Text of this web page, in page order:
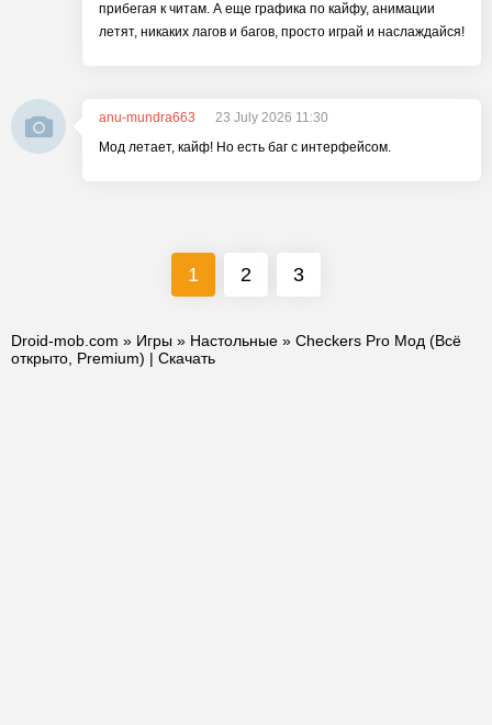
прибегая к читам. А еще графика по кайфу, анимации
летят, никаких лагов и багов, просто играй и наслаждайся!
anu-mundra663
23 July 2026 11:30
Мод летает, кайф! Но есть баг с интерфейсом.
1 2 3
Droid-mob.com » Игры » Настольные » Checkers Pro Мод (Всё
открыто, Premium) | Скачать